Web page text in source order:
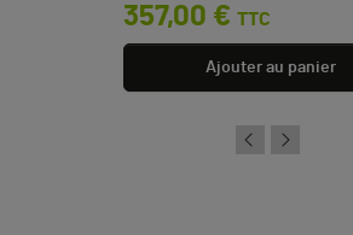
357,00 € TTC
Ajouter au panier